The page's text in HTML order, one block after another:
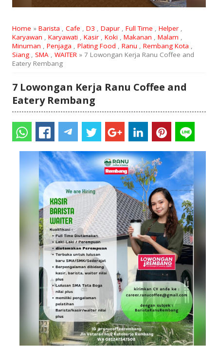
Home » Barista , Cafe , D3 , Dapur, Full Time , Helper,
Karyawan , Karyawati , Kasir, Koki , Makanan , Malam ,
Minuman , Penjaga , Plating Food , Ranu , Rembang Kota ,
Siang, SMA, WAITER» 7 Lowongan Kerja Ranu Coffee and
Eatery Rembang
7 Lowongan Kerja Ranu Coffee and
Eatery Rembang